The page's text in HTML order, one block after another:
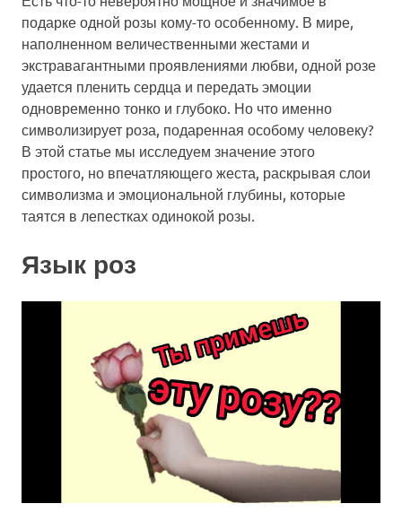
подарке одной розы кому-то особенному. В мире,
наполненном величественными жестами и
экстравагантными проявлениями любви, одной розе
удается пленить сердца и передать эмоции
одновременно тонко и глубоко. Но что именно
символизирует роза, подаренная особому человеку?
В этой статье мы исследуем значение этого
простого, но впечатляющего жеста, раскрывая слои
символизма и эмоциональной глубины, которые
таятся в лепестках одинокой розы.
Язык роз